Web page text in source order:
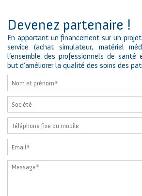
Devenez partenaire !
En apportant un financement sur un
service (achat simulateur, matériel
l’ensemble des professionnels de santé
but d’améliorer la qualité des soins des